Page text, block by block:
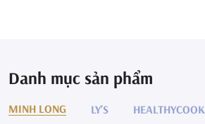
Danh mục sản phẩm
MINH LONG LY'S HEALTHYCOOK